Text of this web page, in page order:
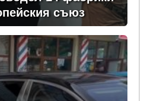
съюз